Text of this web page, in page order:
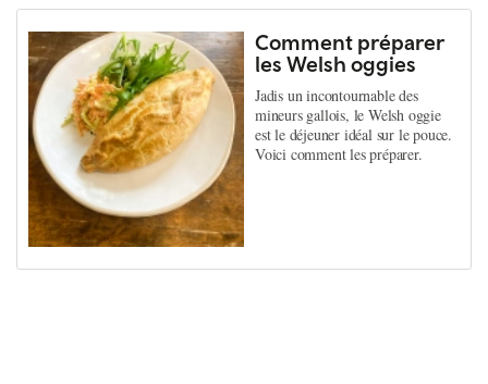
Comment préparer
les Welsh oggies
Jadis un incontournable des
mineurs gallois, le Welsh oggie
est le déjeuner idéal sur le pouce.
Voici comment les préparer.